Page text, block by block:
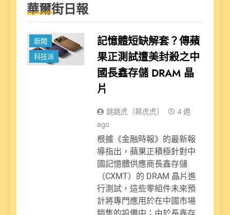
華爾街日報
新聞
科技派
記憶體短缺解套？傳蘋
果正測試遭美封殺之中
國長鑫存儲 DRAM 晶
片
跳跳虎（蔡虎虎）
4 週
ago
根據《金融時報》的最新報
導指出，蘋果正積極針對中
國記憶體供應商長鑫存儲
（CXMT）的 DRAM 晶片進
行測試，這些零組件未來預
計將專門應用於在中國市場